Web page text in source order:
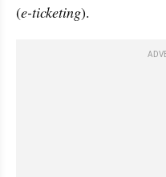
(e-ticketing).